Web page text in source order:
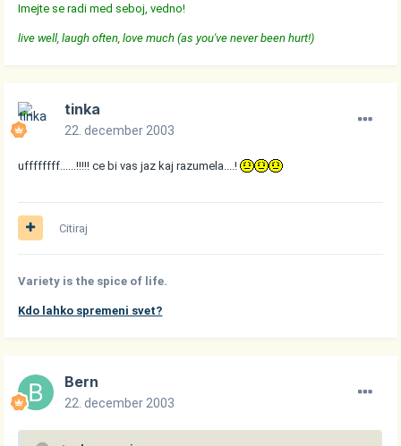
Imejte se radi med seboj, vedno!
live well, laugh often, love much (as you've never been hurt!)
tinka
22. december 2003
uffffffff......!!!!! ce bi vas jaz kaj razumela....!
Citiraj
Variety is the spice of life.
Kdo lahko spremeni svet?
Bern
22. december 2003